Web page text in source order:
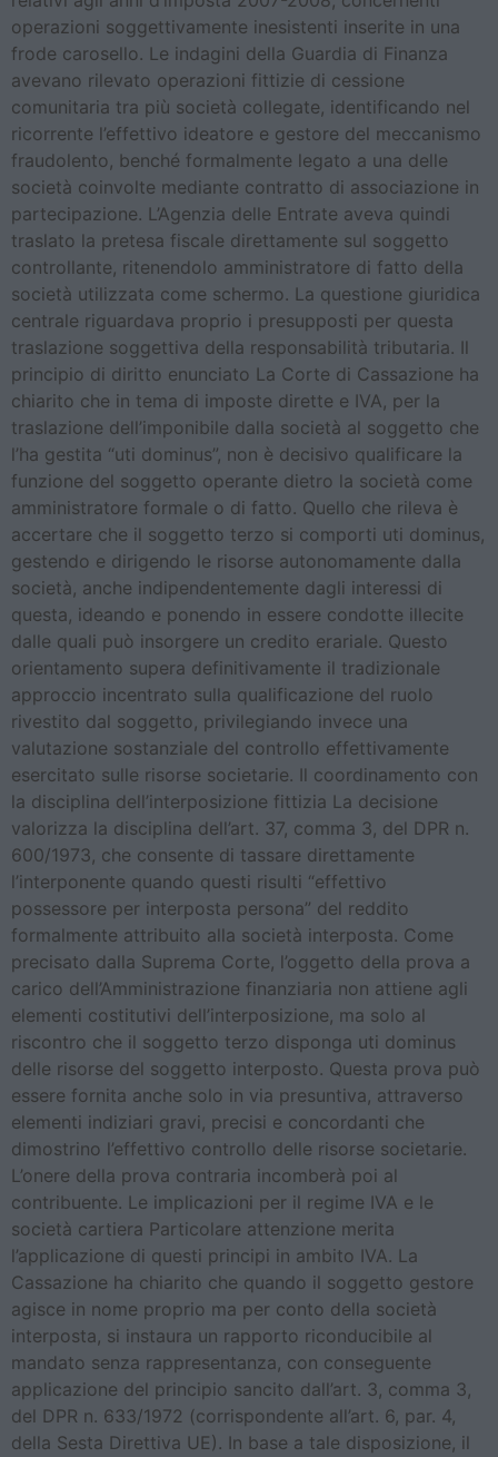
operazioni soggettivamente inesistenti inserite in una
frode carosello. Le indagini della Guardia di Finanza
avevano rilevato operazioni fittizie di cessione
comunitaria tra più società collegate, identificando nel
ricorrente l’effettivo ideatore e gestore del meccanismo
fraudolento, benché formalmente legato a una delle
società coinvolte mediante contratto di associazione in
partecipazione. L’Agenzia delle Entrate aveva quindi
traslato la pretesa fiscale direttamente sul soggetto
controllante, ritenendolo amministratore di fatto della
società utilizzata come schermo. La questione giuridica
centrale riguardava proprio i presupposti per questa
traslazione soggettiva della responsabilità tributaria. Il
principio di diritto enunciato La Corte di Cassazione ha
chiarito che in tema di imposte dirette e IVA, per la
traslazione dell’imponibile dalla società al soggetto che
l’ha gestita “uti dominus”, non è decisivo qualificare la
funzione del soggetto operante dietro la società come
amministratore formale o di fatto. Quello che rileva è
accertare che il soggetto terzo si comporti uti dominus,
gestendo e dirigendo le risorse autonomamente dalla
società, anche indipendentemente dagli interessi di
questa, ideando e ponendo in essere condotte illecite
dalle quali può insorgere un credito erariale. Questo
orientamento supera definitivamente il tradizionale
approccio incentrato sulla qualificazione del ruolo
rivestito dal soggetto, privilegiando invece una
valutazione sostanziale del controllo effettivamente
esercitato sulle risorse societarie. Il coordinamento con
la disciplina dell’interposizione fittizia La decisione
valorizza la disciplina dell’art. 37, comma 3, del DPR n.
600/1973, che consente di tassare direttamente
l’interponente quando questi risulti “effettivo
possessore per interposta persona” del reddito
formalmente attribuito alla società interposta. Come
precisato dalla Suprema Corte, l’oggetto della prova a
carico dell’Amministrazione finanziaria non attiene agli
elementi costitutivi dell’interposizione, ma solo al
riscontro che il soggetto terzo disponga uti dominus
delle risorse del soggetto interposto. Questa prova può
essere fornita anche solo in via presuntiva, attraverso
elementi indiziari gravi, precisi e concordanti che
dimostrino l’effettivo controllo delle risorse societarie.
L’onere della prova contraria incomberà poi al
contribuente. Le implicazioni per il regime IVA e le
società cartiera Particolare attenzione merita
l’applicazione di questi principi in ambito IVA. La
Cassazione ha chiarito che quando il soggetto gestore
agisce in nome proprio ma per conto della società
interposta, si instaura un rapporto riconducibile al
mandato senza rappresentanza, con conseguente
applicazione del principio sancito dall’art. 3, comma 3,
del DPR n. 633/1972 (corrispondente all’art. 6, par. 4,
della Sesta Direttiva UE). In base a tale disposizione, il